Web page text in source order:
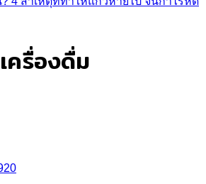
ครื่องดื่ม